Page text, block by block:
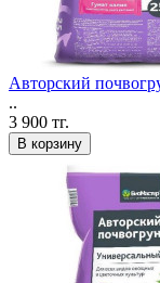
Авторский
..
3 900 тг.
В корзину